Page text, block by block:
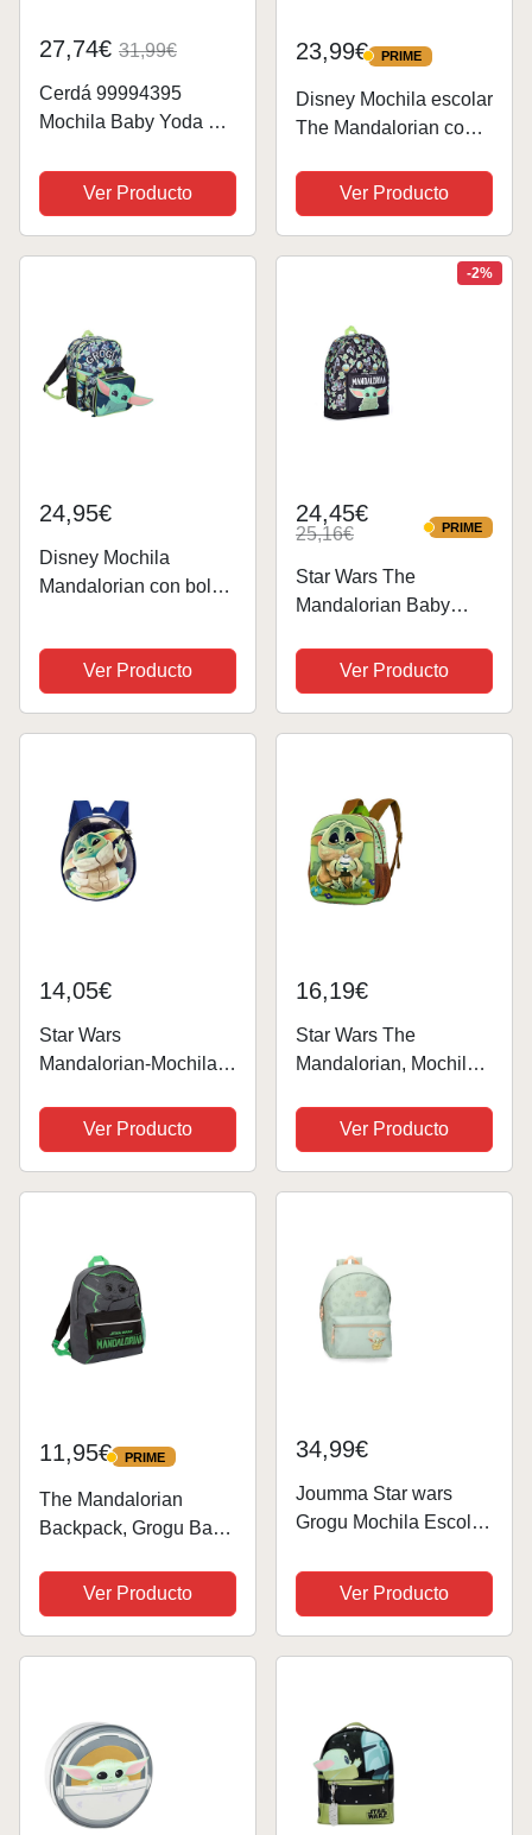
27,74€ 31,99€
Cerdá 99994395
Mochila Baby Yoda 3D
Wars, Multicolor,
Grande
Ver Producto
23,99€ PRIME
PRIME
Disney Mochila escolar
The Mandalorian con
Infantil para Escuela,
Viajes y Deportes,
Regalos de Star Wars
Ver Producto
24,95€
Disney Mochila
Mandalorian con bolsa
Yoda a juego, verde,
Taille unique
Ver Producto
-2%
24,45€
25,16€ PRIME
PRIME
Star Wars The
Mandalorian Baby
niños, color negro y
verde, Negro, Talla
única
Ver Producto
14,05€
Star Wars
Mandalorian-Mochila
Capacidad 6 L,
Multicolor Greeting
Ver Producto
16,19€
Star Wars The
Mandalorian, Mochila
cm, Capacidad 8.5 L,
Verde/Marrón
Ver Producto
11,95€ PRIME
PRIME
The Mandalorian
Backpack, Grogu Bag
Adolescentes, niños,
Mochila Escolar Baby
Yoda, Mochila de
Ver Producto
34,99€
Joumma Star wars
Grogu Mochila Escolar
31x44x15 cms
Poliéster 20,46L
Ver Producto